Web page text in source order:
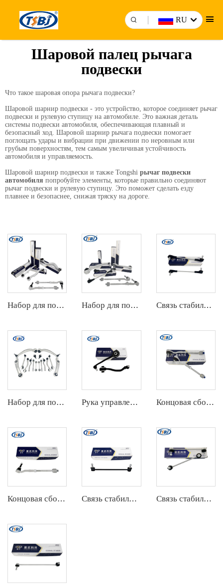
RU
Шаровой палец рычага
подвески
Что такое шаровая опора рычага подвески?
Шаровой шарнир подвески - это устройство, которое соединяет рычаг
подвески и рулевую ступицу на автомобиле. Это важная деталь
системы подвески автомобиля, обеспечивающая плавный и
безопасный ход. Шаровой шарнир рычага подвески помогает
поглощать удары и вибрации при движении по неровным или
грубым поверхностям, тем самым увеличивая устойчивость
автомобиля и управляемость.
Шаровой шарнир подвески и также Tongshi рычаг подвески
автомобиля попробуйте элементы, которые правильно соединяют
рычаг подвески и рулевую ступицу. Это поможет сделать езду
плавнее и безопаснее, снижая тряску на дороге.
Набор для подвески Набор для подвески Связь стабилизатора
Набор для подвески Рука управления Концовая сборка штанги
Концовая сборка штанги Связь стабилизатора Связь стабилизатора